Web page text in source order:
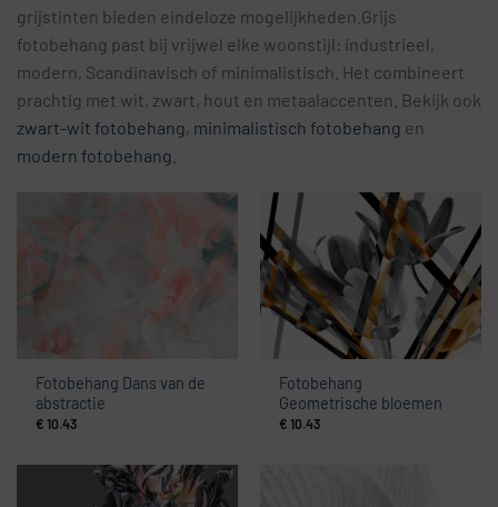
grijstinten bieden eindeloze mogelijkheden.Grijs
fotobehang past bij vrijwel elke woonstijl: industrieel,
modern, Scandinavisch of minimalistisch. Het combineert
prachtig met wit, zwart, hout en metaalaccenten. Bekijk ook
zwart-wit fotobehang, minimalistisch fotobehang en
modern fotobehang
Fotobehang Dans van de
abstractie
€ 10.43
Fotobehang
Geometrische bloemen
€ 10.43